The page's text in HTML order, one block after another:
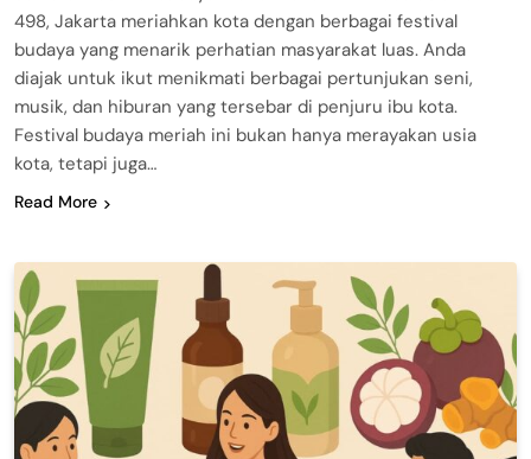
498, Jakarta meriahkan kota dengan berbagai festival
budaya yang menarik perhatian masyarakat luas. Anda
diajak untuk ikut menikmati berbagai pertunjukan seni,
musik, dan hiburan yang tersebar di penjuru ibu kota.
Festival budaya meriah ini bukan hanya merayakan usia
kota, tetapi juga…
Read More